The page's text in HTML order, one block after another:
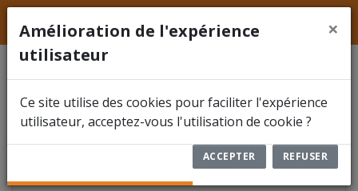
LFFSHainaut
COUPES DU HAINAUT
Amélioration de l'expérience
utilisateur
×
Ce site utilise des cookies pour faciliter l'expérience
utilisateur, acceptez-vous l'utilisation de cookie ?
ACCEPTER REFUSER
FÉDÉRATION
COMPÉTITIONS
DOCUMENTS